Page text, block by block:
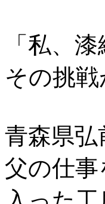
「私、漆
その挑
青森県弘
父の仕